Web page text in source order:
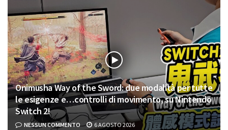
Onimusha Way of the Sword: due modalità per tutte
le esigenze e…controlli di movimento, su Nintendo
Switch 2!
NESSUN COMMENTO 6 AGOSTO 2026